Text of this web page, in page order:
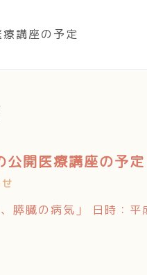
講座の予定
開医療講座の予定
膵臓の病気」 日時：平